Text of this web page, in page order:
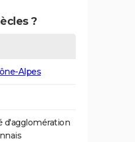
?
Alpes
d'agglomération